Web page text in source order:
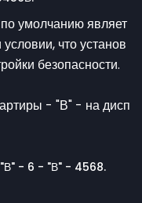
умолчанию являет
что установ
безопасности.
- "В" - на дисп
- 6 - "В" - 4568.